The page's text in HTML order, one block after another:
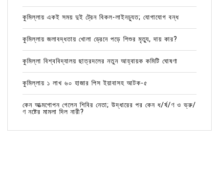
কুমিল্লায় একই সময় দুই ট্রেন বিকল-লাইনচ্যুত; যোগাযোগ বন্ধ
কুমিল্লায় জলাবদ্ধতায় খোলা ড্রেনে পড়ে শিশুর মৃত্যু, দায় কার?
কুমিল্লা বিশ্ববিদ্যালয় ছাত্রদলের নতুন আহ্বায়ক কমিটি ঘোষণা
কুমিল্লায় ১ লাখ ৬০ হাজার পিস ইয়াবাসহ আটক-৫
কেন আত্মগোপন গেলেন শিবির নেতা; উদ্ধারের পর কেন ধ/র্ষ/ণ ও ভ্রু/
ণ নষ্টের মামলা দিল নারী?